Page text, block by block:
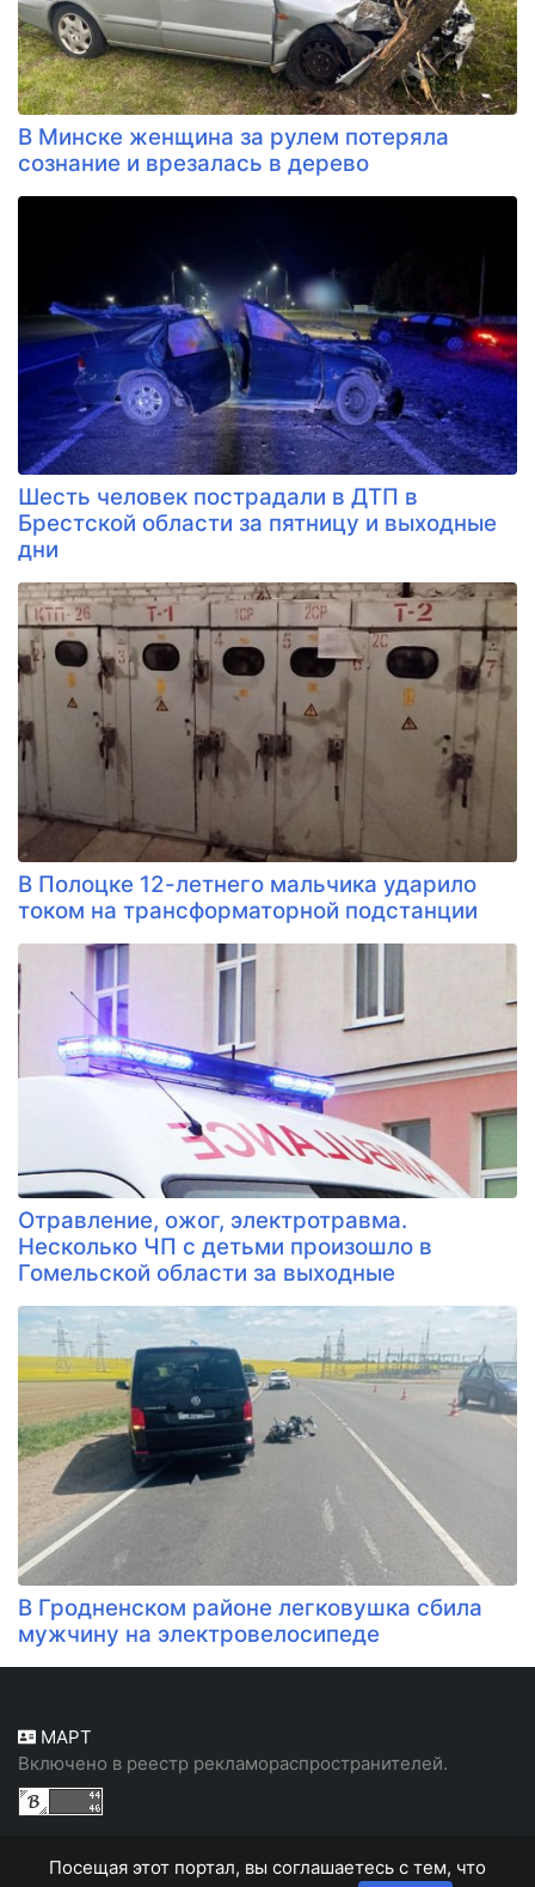
В Минске женщина за рулем потеряла
сознание и врезалась в дерево
Шесть человек пострадали в ДТП в
Брестской области за пятницу и выходные
дни
В Полоцке 12-летнего мальчика ударило
током на трансформаторной подстанции
Отравление, ожог, электротравма.
Несколько ЧП с детьми произошло в
Гомельской области за выходные
В Гродненском районе легковушка сбила
мужчину на электровелосипеде
МАРТ
Включено в реестр рекламораспространителей.
Посещая этот портал, вы соглашаетесь с тем, что